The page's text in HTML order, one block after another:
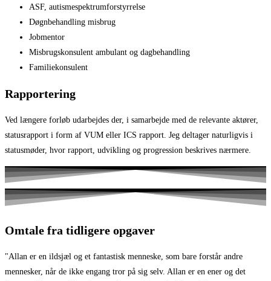
ASF, autismespektrumforstyrrelse
Døgnbehandling misbrug
Jobmentor
Misbrugskonsulent ambulant og dagbehandling
Familiekonsulent
Rapportering
Ved længere forløb udarbejdes der, i samarbejde med de relevante aktører,
statusrapport i form af VUM eller ICS rapport. Jeg deltager naturligvis i
statusmøder, hvor rapport, udvikling og progression beskrives nærmere.
Omtale fra tidligere opgaver
"Allan er en ildsjæl og et fantastisk menneske, som bare forstår andre
mennesker, når de ikke engang tror på sig selv. Allan er en ener og det